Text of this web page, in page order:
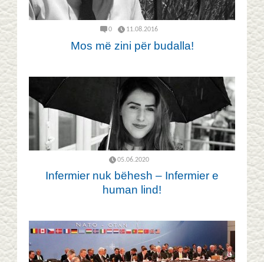
0 11.08.2016
Mos më zini për budalla!
05.06.2020
Infermier nuk bëhesh – Infermier e
human lind!